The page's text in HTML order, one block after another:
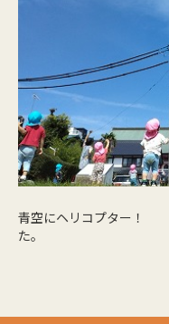
青空にヘリコプター！
た。